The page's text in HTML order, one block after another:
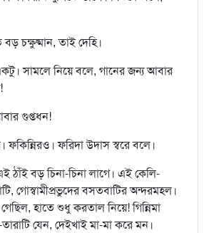
চক্ষুষ্মান, তাই দেহি।
সামলে নিয়ে বলে, গানের জন্য আবার
গুপ্তধন!
ফকিন্নিরও। ফরিদা উদাস স্বরে বলে।
ঠাঁই বড় চিনা-চিনা লাগে। এই কেলি-
গোস্বামীপ্রভুদের বসতবাটির অন্দরমহল।
হাতে শুধু করতাল নিয়ে! গিন্নিমা
যেন, দেইখাই মা-মা করে মন।